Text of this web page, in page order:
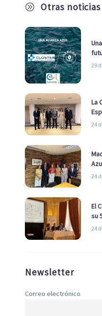
A Otras noticias
29
La
24
la
24
El
su
24
Newsletter
Correo electrónico